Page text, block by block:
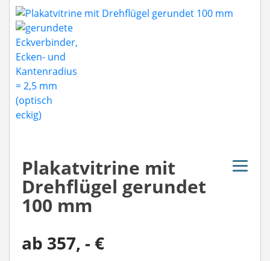
Plakatvitrine mit
Drehflügel gerundet
100 mm
ab 357, - €